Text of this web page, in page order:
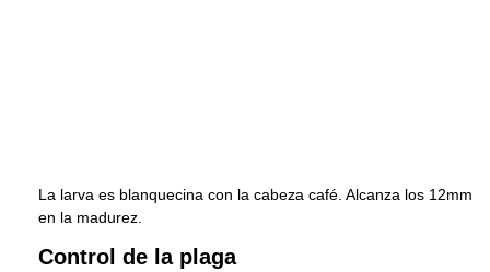
La larva es blanquecina con la cabeza café. Alcanza los 12mm
en la madurez.
Control de la plaga